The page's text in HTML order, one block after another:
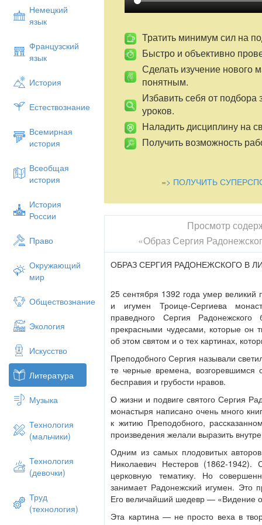
Немецкий
язык
Французский
язык
История
Естествознание
Всемирная
история
Всеобщая
история
История
России
Право
Окружающий
мир
Обществознание
Экология
Искусство
Литература
Музыка
Технология
(мальчики)
Технология
(девочки)
Труд
(технология)
Сергиевой Лавры, посещает места,
Годам отшельничества и дружбе с
Нестерова «Юность Преподобного
Нестеров в своих письмах говорил:
считают «Сергия с медведем» лучшим
Несколько картин вошло в серию под
(1896-1897 гг.). Это моменты жизни,
Главенствующую роль играет пейзаж,
крестьянской, простонародной
монахов, и сам первый показывал
Следующая картина Нестерова
собой. Посох в руке и виднеющиеся
Сергий уже руководит собравшейся
известен, и многие люди обращаются
Со времен Куликовской битвы русское
Сергия и испросить победу его
Дмитрия Донского.
Автор знаменитого «Военного совета
(1851-1895) написал картину другого
Мамая. Мы видим смиренно
благословляющую руку Игумена земли
воинства соединились друг с другом
воинства, посвятившего себя
духовный — Крест Христов — в руках
правде…»
Житие преподобного Сергия
картина, рассказывающая о чуде
кисти Натальи Климовой.
«Как бы ни болело сердце русское,
которое опирается душа народа…», –
Тратить минимум сил на
Быстро и объективно
Сделать изучение нового
понятным.
Избавить себя от подбора
уроков.
Наладить дисциплину на
Получить возможность
=> ПОЛУЧИТЬ
Просмотр
«Образ Сергия
ОБРАЗ СЕРГИЯ РАДОНЕЖСКОГО В
25 сентября 1392 года умер великий
и игумен Троице-Сергиева
праведного Сергия
прекрасными чудесами, которые он
об этом святом и о тех картинах,
Преподобного Сергия называли
те черные времена, возгоревшимся
бесправия и грубости нравов.
О жизни и подвиге святого Сергия
монастыря написано очень много
к житию Преподобного,
произведения желали выразить
Одним из самых плодовитых
Николаевич Нестеров (1862-
церковную тематику. Но
занимает Радонежский игумен. Это
Его величайший шедевр — «Видение
Эта картина — не просто веха в